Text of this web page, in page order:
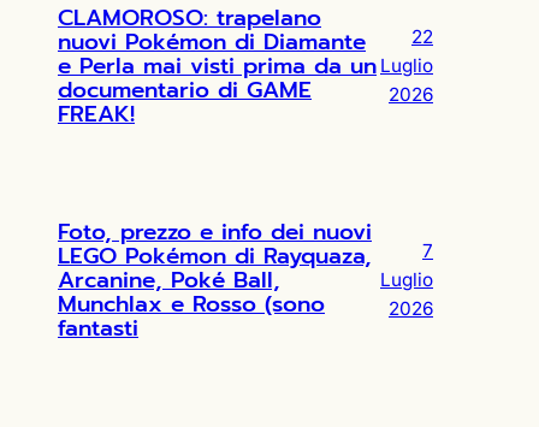
CLAMOROSO: trapelano
nuovi Pokémon di Diamante
e Perla mai visti prima da un
documentario di GAME
FREAK!
22
Luglio
2026
Foto, prezzo e info dei nuovi
LEGO Pokémon di Rayquaza,
Arcanine, Poké Ball,
Munchlax e Rosso (sono
fantasti
7
Luglio
2026